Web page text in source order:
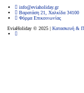
info@eviaholiday.gr
Βαρατάση 21, Χαλκίδα 34100
Φόρμα Επικοινωνίας
EviaHoliday © 2025 | Κατασκευή &